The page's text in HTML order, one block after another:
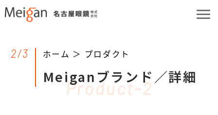
Product-2
2/3 ホーム ＞ プロダクト
Meiganブランド／詳細